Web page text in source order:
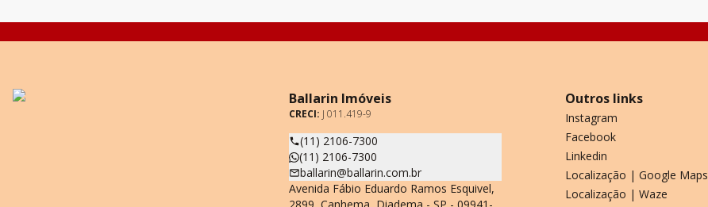
Ballarin Imóveis
CRECI: J 011.419-9
(11) 2106-7300
(11) 2106-7300
ballarin@ballarin.com.br
Avenida Fábio Eduardo Ramos Esquivel,
Outros links
Instagram
Facebook
Linkedin
Localização | Google Maps
Localização | Waze